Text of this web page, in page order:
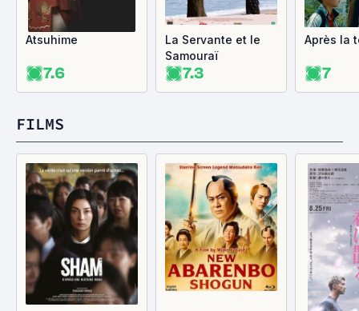
Atsuhime
7.6
La Servante et le
Samouraï
7.3
Après la
7
FILMS